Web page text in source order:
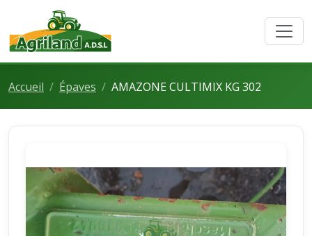
Accueil Épaves AMAZONE CULTIMIX KG 302